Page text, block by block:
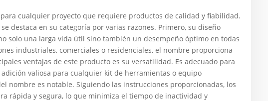
para cualquier proyecto que requiere productos de calidad y fiabilidad.
destaca en su categoría por varias razones. Primero, su diseño
solo una larga vida útil sino también un desempeño óptimo en todas
industriales, comerciales o residenciales, el nombre proporciona
ventajas de este producto es su versatilidad. Es adecuado para
valiosa para cualquier kit de herramientas o equipo
nombre es notable. Siguiendo las instrucciones proporcionadas, los
rápida y segura, lo que minimiza el tiempo de inactividad y